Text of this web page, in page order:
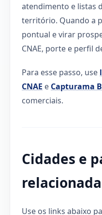
atendimento e listas
território. Quando a
pontual e virar
CNAE, porte e perfil
Para esse passo, use
CNAE e Capturama
comerciais.
Cidades e
Use os links abaixo